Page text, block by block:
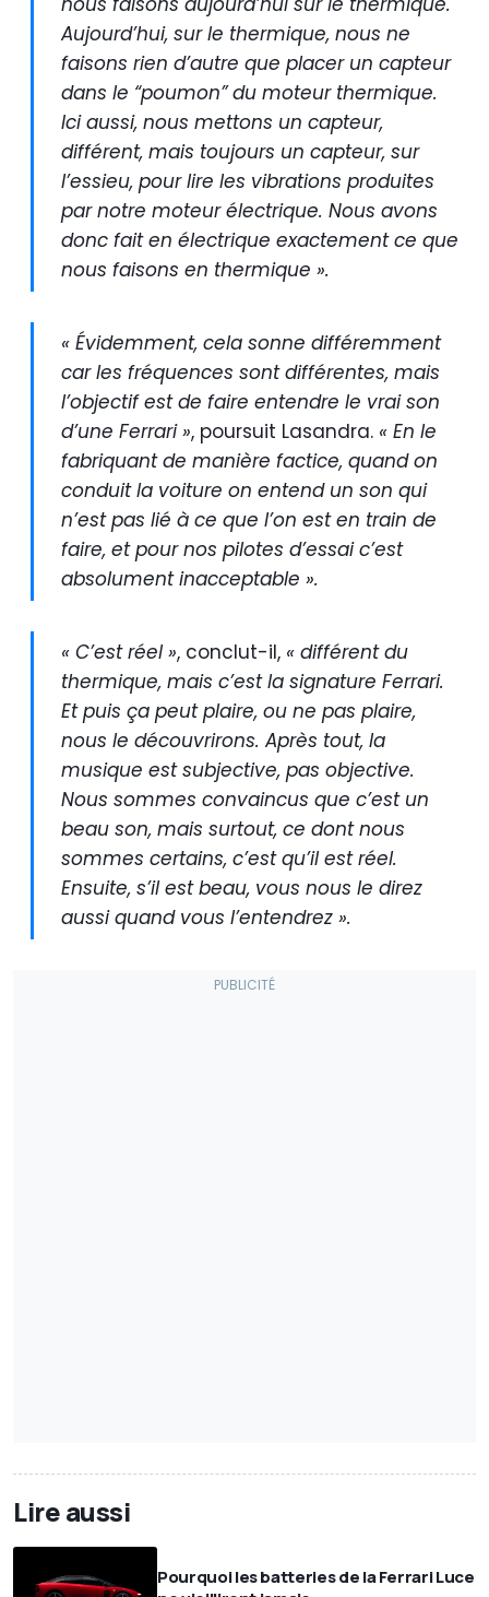
Aujourd’hui, sur le thermique, nous ne
faisons rien d’autre que placer un capteur
dans le “poumon” du moteur thermique.
Ici aussi, nous mettons un capteur,
différent, mais toujours un capteur, sur
l’essieu, pour lire les vibrations produites
par notre moteur électrique. Nous avons
donc fait en électrique exactement ce que
nous faisons en thermique ».
« Évidemment, cela sonne différemment
car les fréquences sont différentes, mais
l’objectif est de faire entendre le vrai son
d’une Ferrari », poursuit Lasandra. « En le
fabriquant de manière factice, quand on
conduit la voiture on entend un son qui
n’est pas lié à ce que l’on est en train de
faire, et pour nos pilotes d’essai c’est
absolument inacceptable ».
« C’est réel », conclut-il, « différent du
thermique, mais c’est la signature Ferrari.
Et puis ça peut plaire, ou ne pas plaire,
nous le découvrirons. Après tout, la
musique est subjective, pas objective.
Nous sommes convaincus que c’est un
beau son, mais surtout, ce dont nous
sommes certains, c’est qu’il est réel.
Ensuite, s’il est beau, vous nous le direz
aussi quand vous l’entendrez ».
Lire aussi
Pourquoi les batteries de la Ferrari Luce